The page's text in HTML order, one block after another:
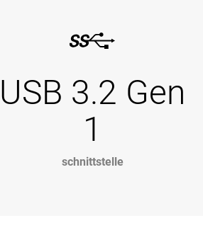
USB 3.2 Gen
1
schnittstelle